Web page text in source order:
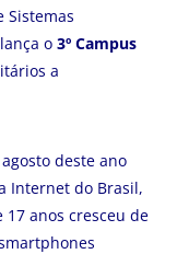
Sistemas
o 3º Campus
a
deste ano
Internet do Brasil,
anos cresceu de